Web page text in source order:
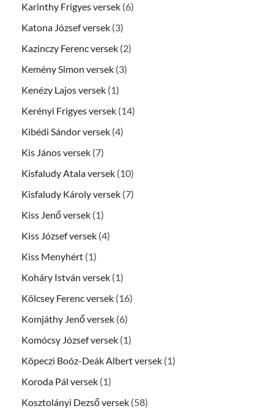
Karinthy Frigyes versek (6)
Katona József versek (3)
Kazinczy Ferenc versek (2)
Kemény Simon versek (3)
Kenézy Lajos versek (1)
Kerényi Frigyes versek (14)
Kibédi Sándor versek (4)
Kis János versek (7)
Kisfaludy Atala versek (10)
Kisfaludy Károly versek (7)
Kiss Jenő versek (1)
Kiss József versek (4)
Kiss Menyhért (1)
Koháry István versek (1)
Kölcsey Ferenc versek (16)
Komjáthy Jenő versek (6)
Komócsy József versek (1)
Köpeczi Boóz-Deák Albert versek (1)
Koroda Pál versek (1)
Kosztolányi Dezső versek (58)